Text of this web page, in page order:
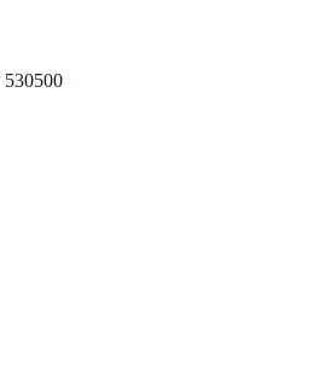
530500